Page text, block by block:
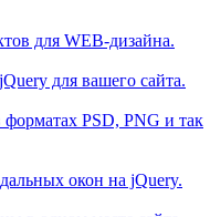
для WEB-дизайна.
для вашего сайта.
форматах PSD, PNG и так
окон на jQuery.